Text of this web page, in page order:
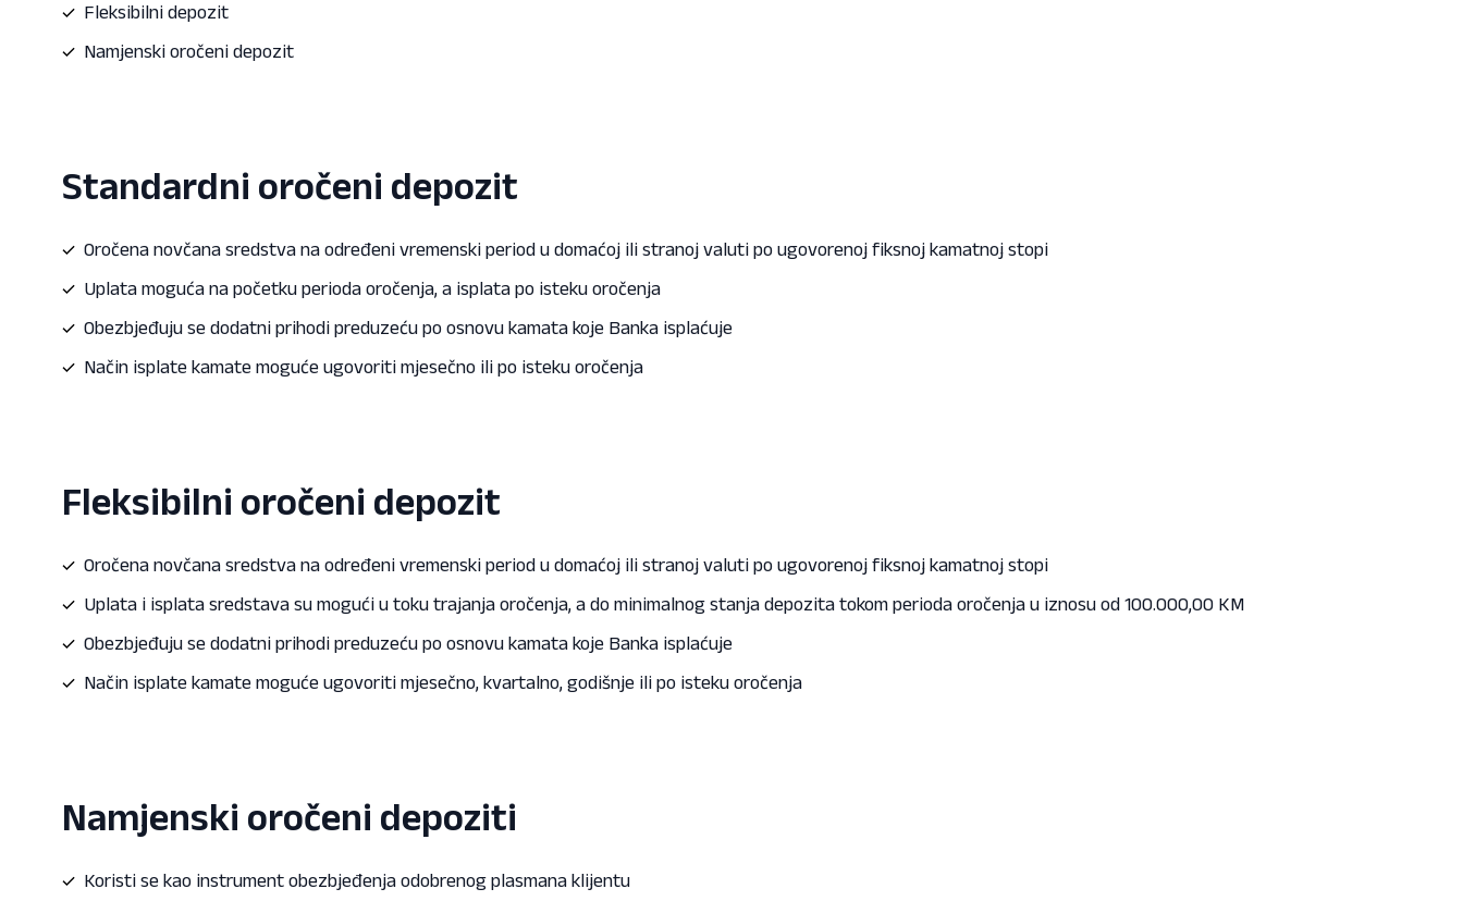
Fleksibilni depozit
Namjenski oročeni depozit
Standardni oročeni depozit
Oročena novčana sredstva na određeni vremenski period u domaćoj ili stranoj valuti po ugovorenoj fiksnoj kamatnoj stopi
Uplata moguća na početku perioda oročenja, a isplata po isteku oročenja
Obezbjeđuju se dodatni prihodi preduzeću po osnovu kamata koje Banka isplaćuje
Način isplate kamate moguće ugovoriti mjesečno ili po isteku oročenja
Fleksibilni oročeni depozit
Oročena novčana sredstva na određeni vremenski period u domaćoj ili stranoj valuti po ugovorenoj fiksnoj kamatnoj stopi
Uplata i isplata sredstava su mogući u toku trajanja oročenja, a do minimalnog stanja depozita tokom perioda oročenja u iznosu od 100.000,00 KM
Obezbjeđuju se dodatni prihodi preduzeću po osnovu kamata koje Banka isplaćuje
Način isplate kamate moguće ugovoriti mjesečno, kvartalno, godišnje ili po isteku oročenja
Namjenski oročeni depoziti
Koristi se kao instrument obezbjeđenja odobrenog plasmana klijentu